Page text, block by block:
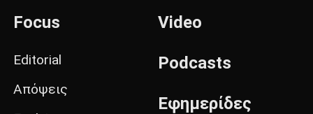
Focus
Editorial
Απόψεις
Video
Podcasts
Εφημερίδες